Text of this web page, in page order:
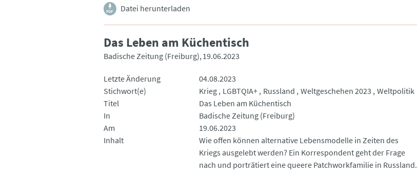
Datei herunterladen
Das Leben am Küchentisch
Badische Zeitung (Freiburg) 19.06.2023
Letzte Änderung
04.08.2023
Stichwort(e)
Krieg LGBTQIA+ Russland Weltgeschehen 2023 Weltpolitik
Titel
Das Leben am Küchentisch
In
Badische Zeitung (Freiburg)
Am
19.06.2023
Inhalt
Wie offen können alternative Lebensmodelle in Zeiten des
Kriegs ausgelebt werden? Ein Korrespondent geht der Frage
nach und porträtiert eine queere Patchworkfamilie in Russland.